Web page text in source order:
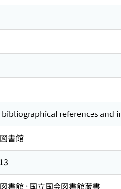
references and
書館
書館 : 国立国会図書館蔵書